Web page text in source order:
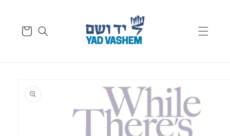
קניות
המוצר